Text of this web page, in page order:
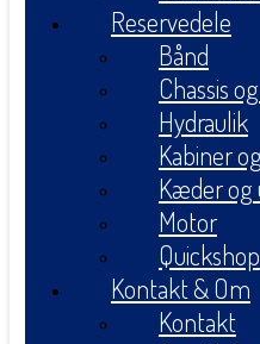
Reservedele
Bånd
Chassis
Hydraulik
Kabiner
Kæder og
Motor
Quickshop
Kontakt & Om
Kontakt